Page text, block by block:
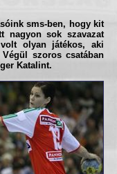
sms-ben, hogy kit
nagyon sok szavazat
olyan játékos, aki
szoros csatában
Katalint.